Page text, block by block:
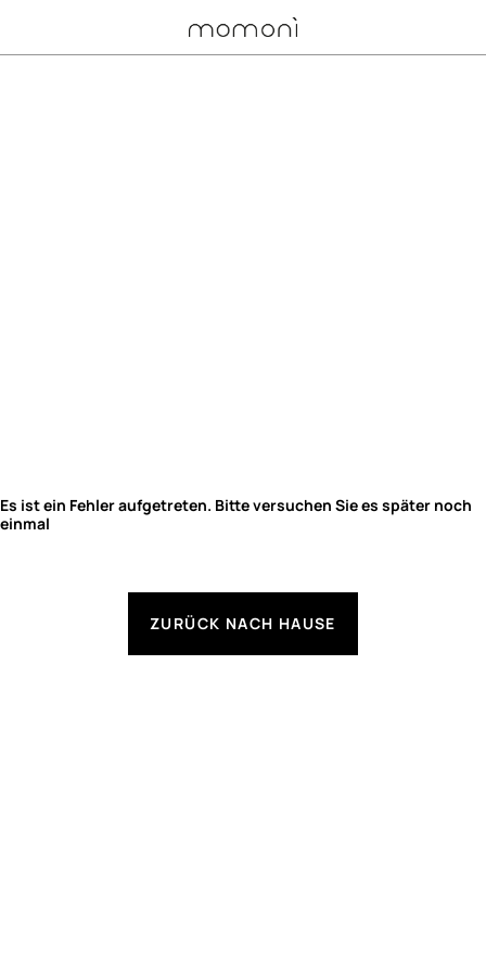
Es ist ein Fehler aufgetreten. Bitte versuchen Sie es später noch
einmal
ZURÜCK NACH HAUSE